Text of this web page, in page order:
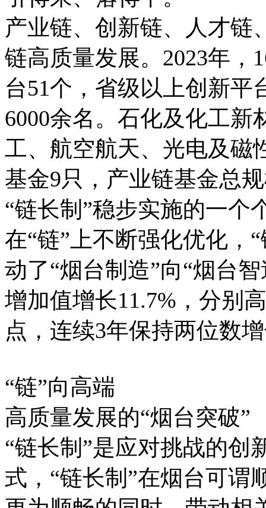
产业链、创新链、人才链
链高质量发展。2023年，
台51个，省级以上创新平
6000余名。石化及化工
工、航空航天、光电及磁
基金9只，产业链基金总
“链长制”稳步实施的一个
在“链”上不断强化优化，
动了“烟台制造”向“烟台
增加值增长11.7%，分别
点，连续3年保持两位数
“链”向高端
高质量发展的“烟台突破”
“链长制”是应对挑战的创
式，“链长制”在烟台可谓